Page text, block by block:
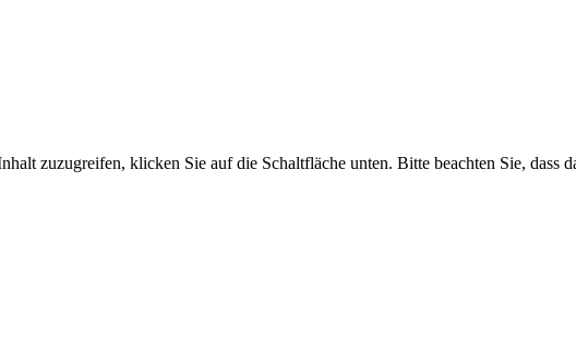
zuzugreifen, klicken Sie auf die Schaltfläche unten. Bitte beachten Sie, dass